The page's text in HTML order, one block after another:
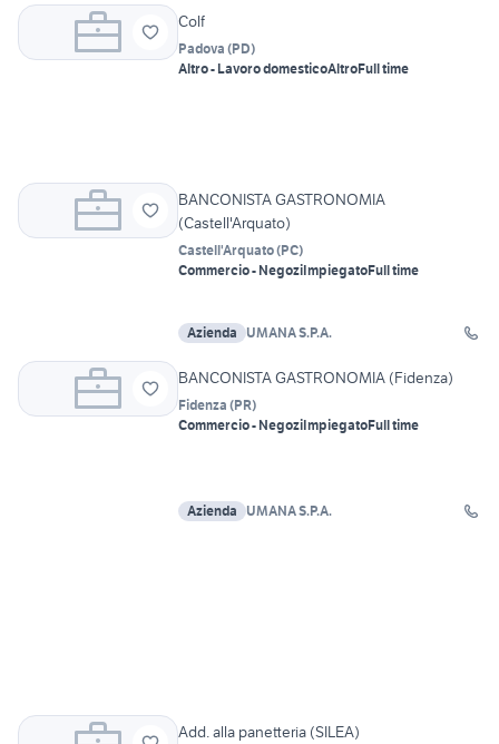
Colf
Padova (PD)
Altro - Lavoro domesticoAltroFull time
BANCONISTA GASTRONOMIA
(Castell'Arquato)
Castell'Arquato(PC)
Commercio - NegoziImpiegatoFull time
Azienda UMANA S.P.A.
BANCONISTA GASTRONOMIA (Fidenza)
Fidenza (PR)
Commercio - NegoziImpiegatoFull time
Azienda UMANA S.P.A.
Add. alla panetteria (SILEA)